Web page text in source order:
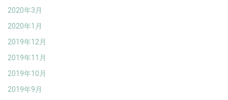
2020年3月
2020年1月
2019年12月
2019年11月
2019年10月
2019年9月